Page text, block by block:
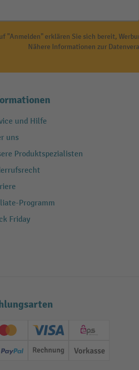
"Anmelden" erklären Sie sich bereit,
Nähere Informationen zur
und Hilfe
uns
Produktspezialisten
Programm
Friday
Creditcard (Master)Creditcard (Visa)
EPS
PayPal Rechnung Vorkasse